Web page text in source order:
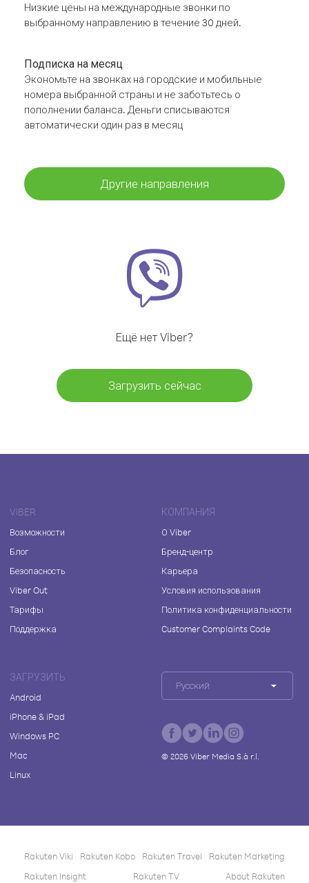
Низкие цены на международные звонки по
выбранному направлению в течение 30 дней.
Подписка на месяц
Экономьте на звонках на городские и мобильные
номера выбранной страны и не заботьтесь о
пополнении баланса. Деньги списываются
автоматически один раз в месяц
Другие направления
Ещё нет Viber?
Загрузить сейчас
VIBER
Возможности
Блог
Безопасность
Viber Out
Тарифы
Поддержка
КОМПАНИЯ
О Viber
Бренд-центр
Карьера
Условия использования
Политика конфиденциальности
Customer Complaints Code
ЗАГРУЗИТЬ
Android
iPhone & iPad
Windows PC
Mac
Linux
Русский
© 2026Viber Media S.à r.l.
Rakuten Viki Rakuten Kobo Rakuten Travel
Rakuten Marketing
Rakuten Insight
Rakuten TV About Rakuten